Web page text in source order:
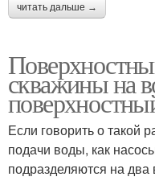
читать дальше →
скважины на
Если говорить о такой
подачи воды, как
подразделяются на два